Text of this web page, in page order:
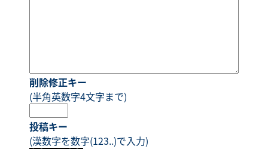
削除修正キー
(半角英数字4文字まで)
投稿キー
(漢数字を数字(123..)で入力)